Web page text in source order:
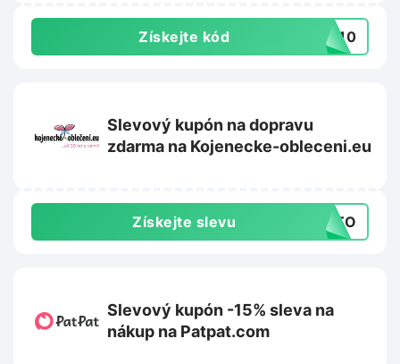
Získejte kód ER10
Slevový kupón na dopravu
zdarma na Kojenecke-obleceni.eu
Získejte slevu AUTO
Slevový kupón -15% sleva na
nákup na Patpat.com